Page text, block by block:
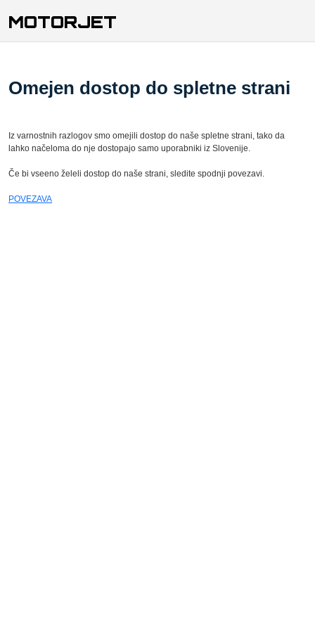
MOTORJET
Omejen dostop do spletne strani
Iz varnostnih razlogov smo omejili dostop do naše spletne strani, tako da
lahko načeloma do nje dostopajo samo uporabniki iz Slovenije.
Če bi vseeno želeli dostop do naše strani, sledite spodnji povezavi.
POVEZAVA